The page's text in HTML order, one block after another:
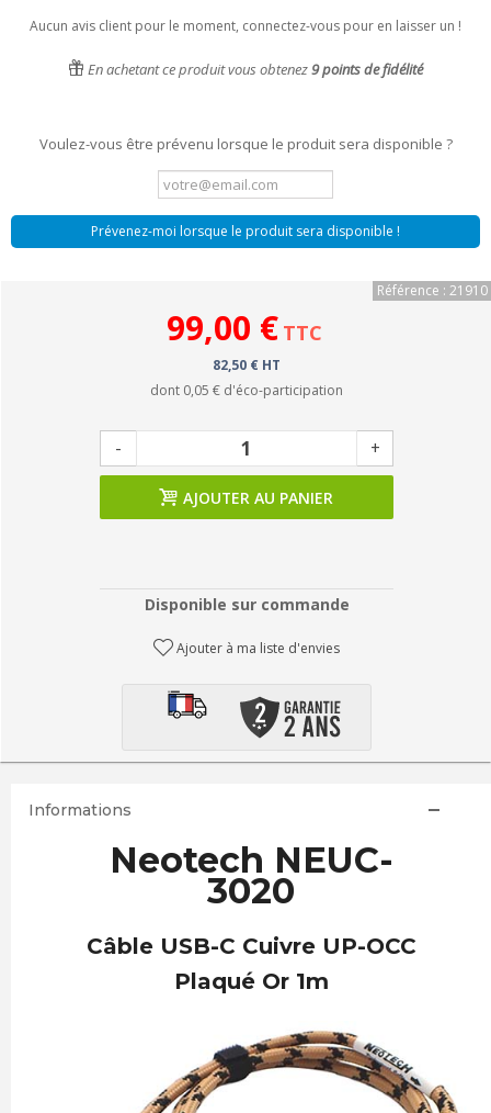
Aucun avis client pour le moment, connectez-vous pour en laisser un !
En achetant ce produit vous obtenez9points de fidélité
Voulez-vous être prévenu lorsque le produit sera disponible ?
Prévenez-moi lorsque le produit sera disponible !
Référence : 21910
99,00 € TTC
82,50 € HT
dont 0,05 € d'éco-participation
- +
AJOUTER AU PANIER
Disponible sur commande
Ajouter à ma liste d'envies
Informations
Neotech NEUC-
3020
Câble USB-C Cuivre UP-OCC
Plaqué Or 1m